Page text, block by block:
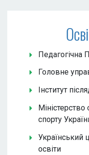
Педагогічна
Головне
Інститут
Міністерство
спорту
Український
освіти